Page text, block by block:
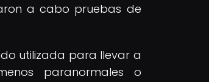
a cabo pruebas de
utilizada para llevar a
paranormales o